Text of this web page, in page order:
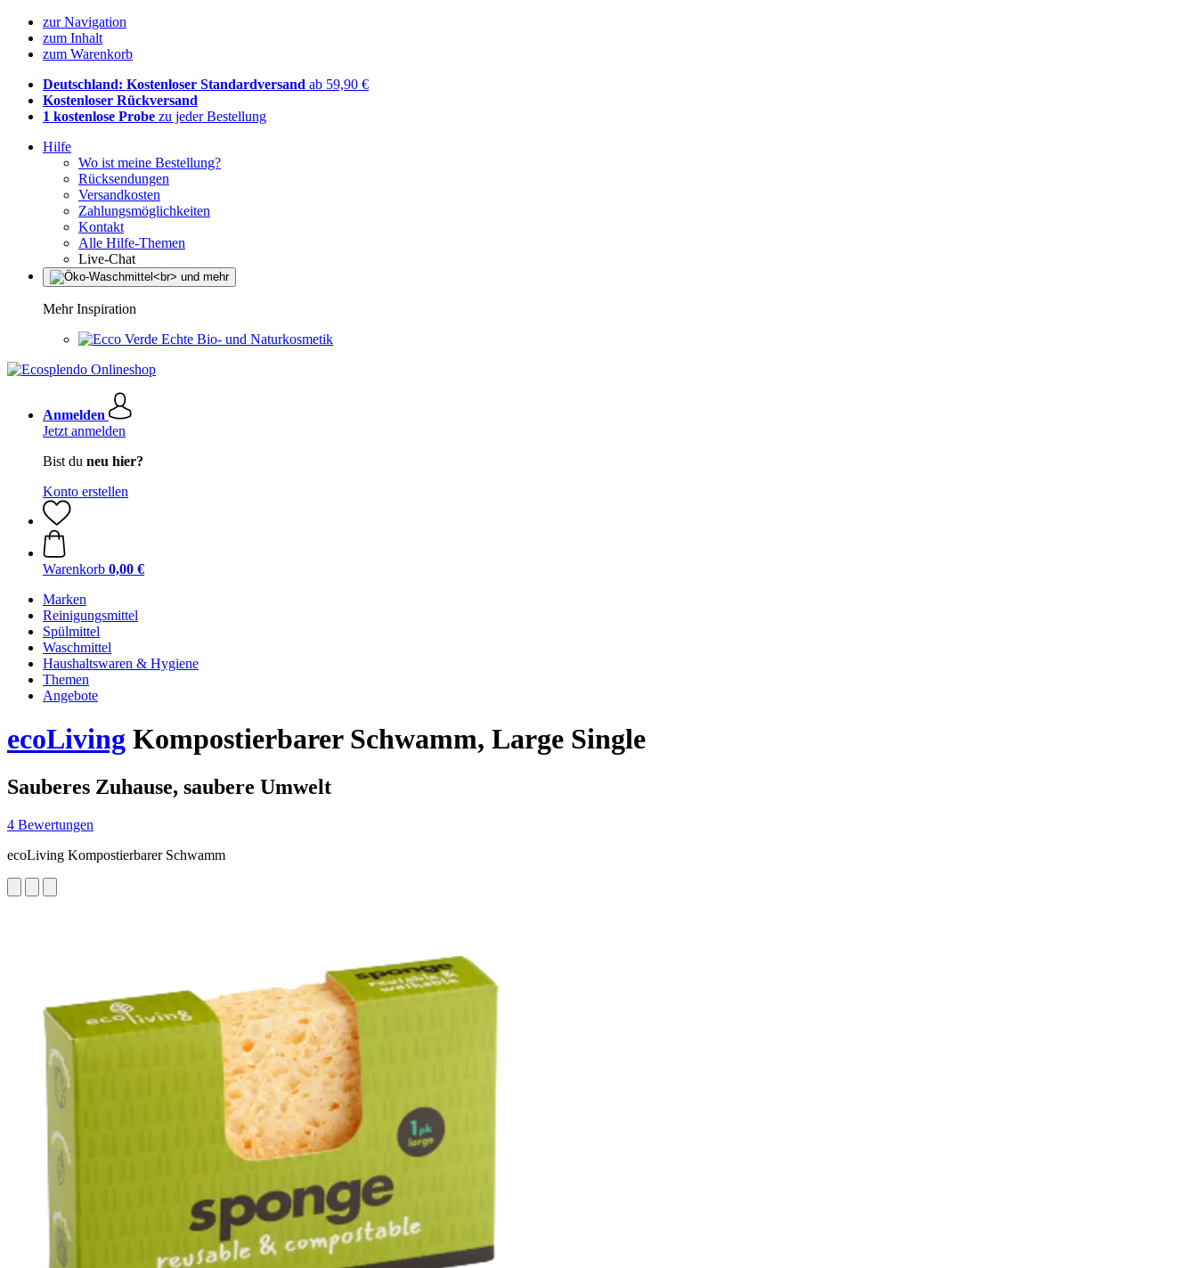
zur Navigation
zum Inhalt
zum Warenkorb
Deutschland: Kostenloser Standardversand ab 59,90 €
Kostenloser Rückversand
1 kostenlose Probe zu jeder Bestellung
Hilfe
Wo ist meine Bestellung?
Rücksendungen
Versandkosten
Zahlungsmöglichkeiten
Kontakt
Alle Hilfe-Themen
Live-Chat
Mehr Inspiration
Echte Bio- und Naturkosmetik
Anmelden
Jetzt anmelden
Bist du neu hier?
Konto erstellen
Warenkorb 0,00 €
Marken
Reinigungsmittel
Spülmittel
Waschmittel
Haushaltswaren & Hygiene
Themen
Angebote
ecoLiving Kompostierbarer Schwamm, Large Single
Sauberes Zuhause, saubere Umwelt
4 Bewertungen
ecoLiving Kompostierbarer Schwamm